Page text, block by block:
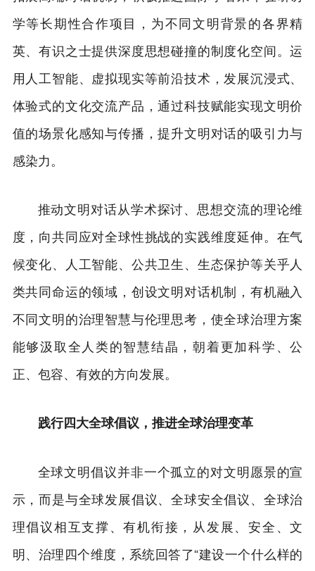
学等长期性合作项目，为不同文明背景的各界精
英、有识之士提供深度思想碰撞的制度化空间。运
用人工智能、虚拟现实等前沿技术，发展沉浸式、
体验式的文化交流产品，通过科技赋能实现文明价
值的场景化感知与传播，提升文明对话的吸引力与
感染力。
推动文明对话从学术探讨、思想交流的理论维
度，向共同应对全球性挑战的实践维度延伸。在气
候变化、人工智能、公共卫生、生态保护等关乎人
类共同命运的领域，创设文明对话机制，有机融入
不同文明的治理智慧与伦理思考，使全球治理方案
能够汲取全人类的智慧结晶，朝着更加科学、公
正、包容、有效的方向发展。
践行四大全球倡议，推进全球治理变革
全球文明倡议并非一个孤立的对文明愿景的宣
示，而是与全球发展倡议、全球安全倡议、全球治
理倡议相互支撑、有机衔接，从发展、安全、文
明、治理四个维度，系统回答了“建设一个什么样的